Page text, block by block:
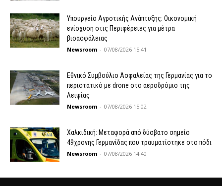
Υπουργείο Αγροτικής Ανάπτυξης: Οικονομική
ενίσχυση στις Περιφέρειες για μέτρα
βιοασφάλειας
Newsroom - 07/08/2026 15:41
Εθνικό Συμβούλιο Ασφαλείας της Γερμανίας για το
περιστατικό με drone στο αεροδρόμιο της
Λειψίας
Newsroom - 07/08/2026 15:02
Χαλκιδική: Μεταφορά από δύσβατο σημείο
49χρονης Γερμανίδας που τραυματίστηκε στο πόδι
Newsroom - 07/08/2026 14:40